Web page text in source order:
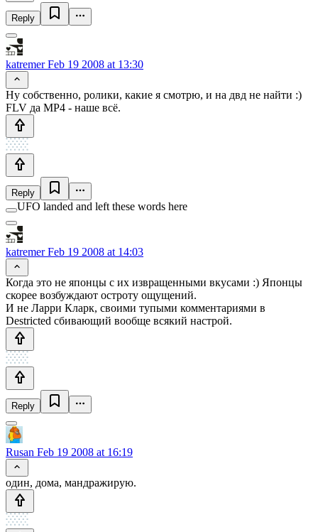
Reply
katremerFeb 19 2008 at 13:30
Ну собственно, ролики, какие я смотрю, и на двд не найти :)
FLV да MP4 - наше всё.
Reply
UFO landed and left these words here
katremerFeb 19 2008 at 14:03
Когда это не японцы с их извращенными вкусами :) Японцы
скорее возбуждают остроту ощущений.
И не Ларри Кларк, своими тупыми комментариями в
Destricted сбивающий вообще всякий настрой.
Reply
Rusan Feb 19 2008 at 16:19
один, дома, мандражирую.